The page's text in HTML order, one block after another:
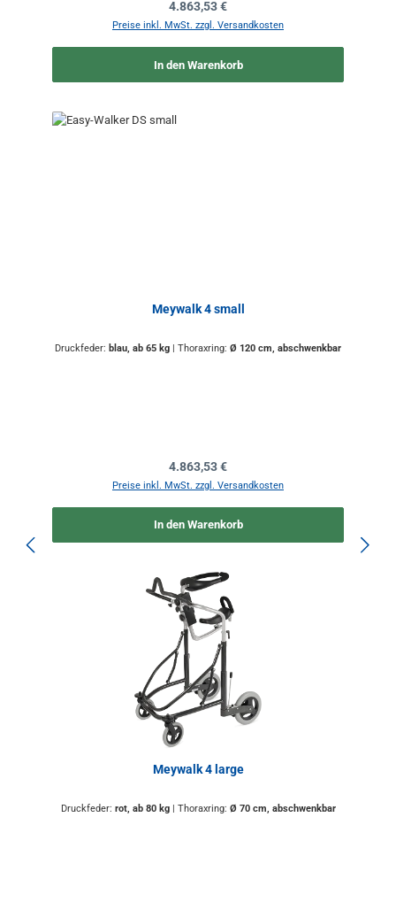
Regulärer Preis:
4.863,53 €
Preise inkl. MwSt. zzgl. Versandkosten
In den Warenkorb
Meywalk 4 small
Druckfeder: blau, ab 65 kg Thoraxring: Ø 120 cm, abschwenkbar
Regulärer Preis:
4.863,53 €
Preise inkl. MwSt. zzgl. Versandkosten
In den Warenkorb
Meywalk 4 large
Druckfeder: rot, ab 80 kg | Thoraxring: Ø 70 cm, abschwenkbar